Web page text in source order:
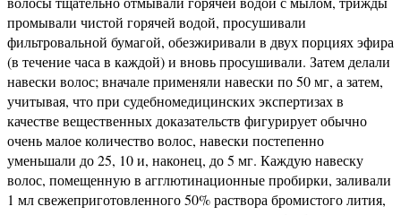
промывали чистой горячей водой, просушивали
фильтровальной бумагой, обезжиривали в двух порциях эфира
(в течение часа в каждой) и вновь просушивали. Затем делали
навески волос; вначале применяли навески по 50 мг, а затем,
учитывая, что при судебномедицинских экспертизах в
качестве вещественных доказательств фигурирует обычно
очень малое количество волос, навески постепенно
уменьшали до 25, 10 и, наконец, до 5 мг. Каждую навеску
волос, помещенную в агглютинационные пробирки, заливали
1 мл свежеприготовленного 50% раствора бромистого лития,